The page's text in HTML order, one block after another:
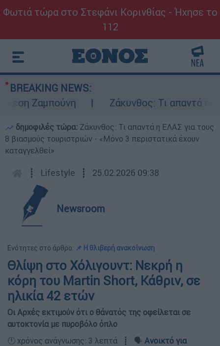
Φωτιά τώρα στο Στεφάνι Κορινθίας - Ήχησε το
112
BREAKING NEWS:
Ζαμπούνη
Ζάκυνθος: Τι απαντά η
δημοφιλές τώρα: Ζάκυνθος: Τι απαντά η ΕΛΑΣ για τους
8 βιασμούς τουριστριών - «Μόνο 3 περιστατικά έχουν
καταγγελθεί»
┋ Lifestyle ┋ 25.02.2026 09:38
Newsroom
Ενότητες στο άρθρο: 📌 Η θλιβερή ανακοίνωση
Θλίψη στο Χόλιγουντ: Νεκρή η
κόρη του Martin Short, Κάθριν, σε
ηλικία 42 ετών
Οι Αρχές εκτιμούν ότι ο θάνατός της οφείλεται σε
αυτοκτονία με πυροβόλο όπλο
🕛 χρόνος ανάγνωσης: 3 λεπτά ┋ 🗣️ Ανοικτό για